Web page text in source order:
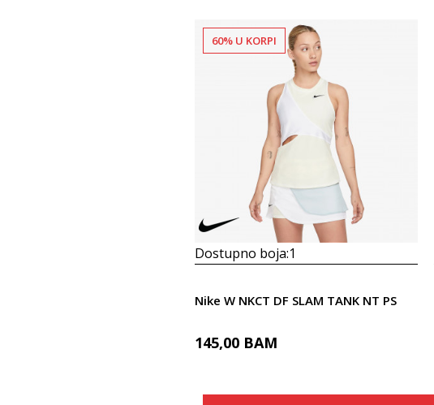
60% U KORPI
Dostupno boja:1
Nike W NKCT DF SLAM TANK NT PS
145,00 BAM